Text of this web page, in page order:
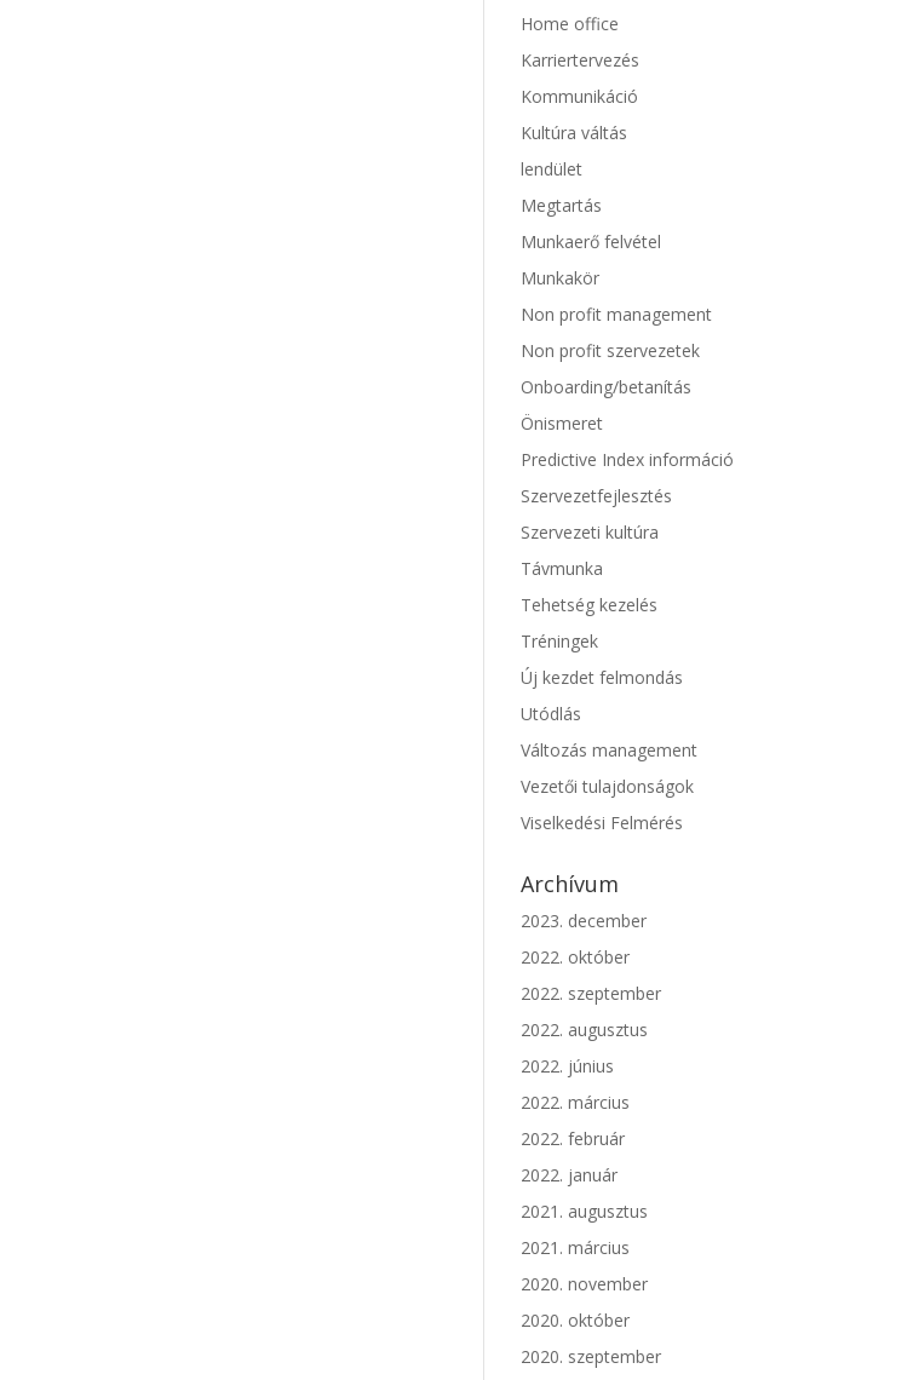
Home office
Karriertervezés
Kommunikáció
Kultúra váltás
lendület
Megtartás
Munkaerő felvétel
Munkakör
Non profit management
Non profit szervezetek
Onboarding/betanítás
Önismeret
Predictive Index információ
Szervezetfejlesztés
Szervezeti kultúra
Távmunka
Tehetség kezelés
Tréningek
Új kezdet felmondás
Utódlás
Változás management
Vezetői tulajdonságok
Viselkedési Felmérés
Archívum
2023. december
2022. október
2022. szeptember
2022. augusztus
2022. június
2022. március
2022. február
2022. január
2021. augusztus
2021. március
2020. november
2020. október
2020. szeptember